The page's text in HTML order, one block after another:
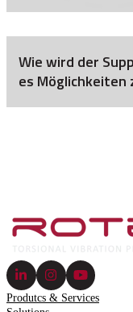
Wie wird der
es
Produtcs & Services